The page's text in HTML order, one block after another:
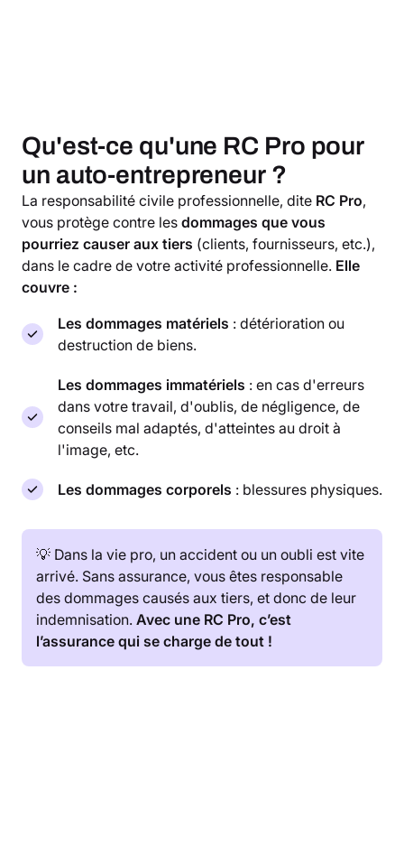
Qu'est-ce qu'une RC Pro pour
un auto-entrepreneur ?
La responsabilité civile professionnelle, dite RC Pro,
vous protège contre les dommages que vous
pourriez causer aux tiers (clients, fournisseurs, etc.),
dans le cadre de votre activité professionnelle. Elle
couvre :
Les dommages matériels : détérioration ou
destruction de biens.
Les dommages immatériels : en cas d'erreurs
dans votre travail, d'oublis, de négligence, de
conseils mal adaptés, d'atteintes au droit à
l'image, etc.
Les dommages corporels : blessures physiques.
💡 Dans la vie pro, un accident ou un oubli est vite
arrivé. Sans assurance, vous êtes responsable
des dommages causés aux tiers, et donc de leur
indemnisation. Avec une RC Pro, c’est
l’assurance qui se charge de tout !